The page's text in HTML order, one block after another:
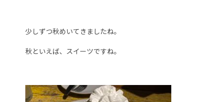
少しずつ秋めいてきましたね。
秋といえば、スイーツですね。